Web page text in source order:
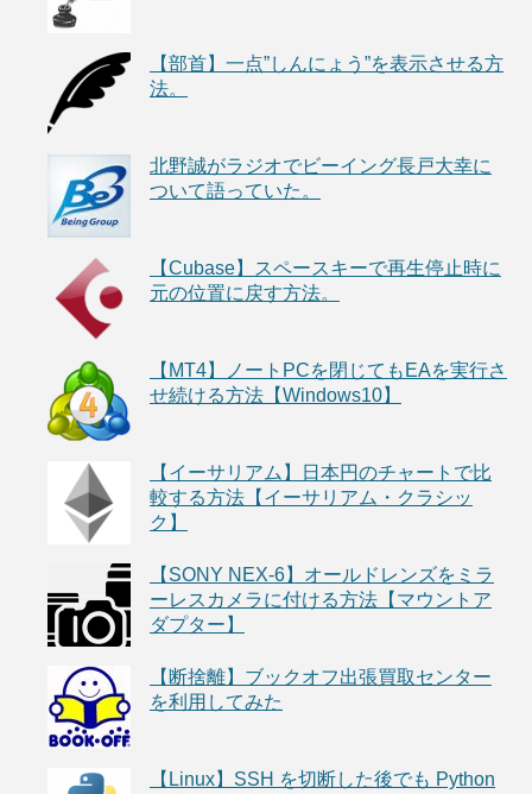
【部首】一点”しんにょう”を表示させる方
法。
北野誠がラジオでビーイング長戸大幸に
ついて語っていた。
【Cubase】スペースキーで再生停止時に
元の位置に戻す方法。
【MT4】ノートPCを閉じてもEAを実行さ
せ続ける方法【Windows10】
【イーサリアム】日本円のチャートで比
較する方法【イーサリアム・クラシッ
ク】
【SONY NEX-6】オールドレンズをミラ
ーレスカメラに付ける方法【マウントア
ダプター】
【断捨離】ブックオフ出張買取センター
を利用してみた
【Linux】SSH を切断した後でも Python